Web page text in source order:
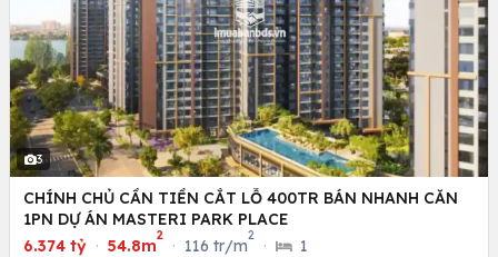
3
CHÍNH CHỦ CẦN TIỀN CẮT LỖ 400TR BÁN NHANH CĂN
1PN DỰ ÁN MASTERI PARK PLACE
6.374 tỷ · 54.8m
2
· 116 tr/m
2
· 1